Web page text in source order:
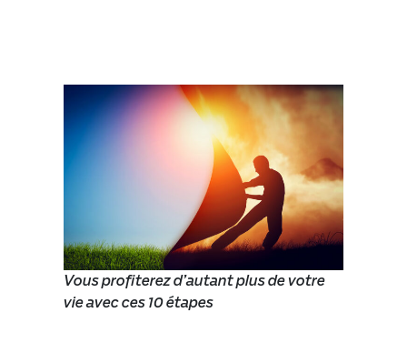
Vous profiterez d’autant plus de votre
vie avec ces 10 étapes